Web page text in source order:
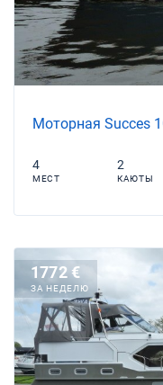
Моторная Succes
4
МЕСТ
2
КАЮТЫ
1772 €
ЗА НЕДЕЛЮ